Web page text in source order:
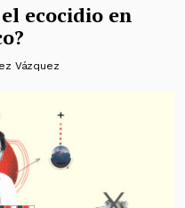
ecocidio en
Vázquez